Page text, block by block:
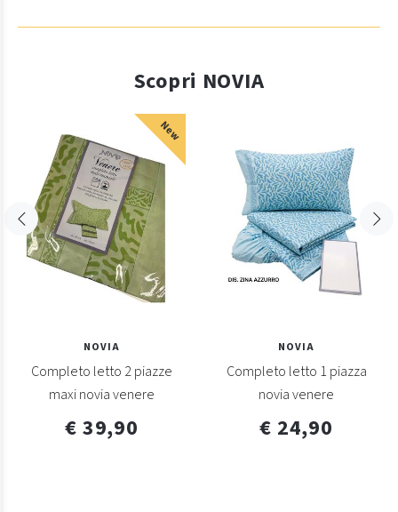
Scopri NOVIA
New
NOVIA
Completo letto 2 piazze
maxi novia venere
€ 39,90
NOVIA
Completo letto 1 piazza
novia venere
€ 24,90